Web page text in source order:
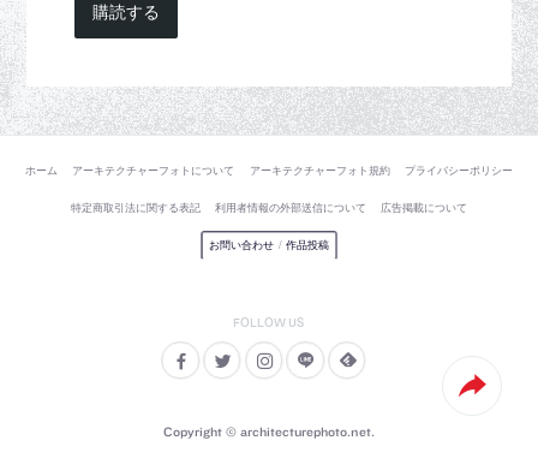
購読する
ホーム アーキテクチャーフォトについて アーキテクチャーフォト規約 プライバシーポリシー
特定商取引法に関する表記 利用者情報の外部送信について 広告掲載について
お問い合わせ / 作品投稿
Copyright © architecturephoto.net.